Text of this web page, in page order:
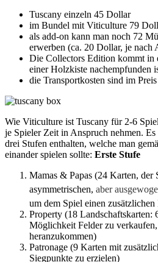
Tuscany einzeln 45 Dollar
im Bundel mit Viticulture 79
als add-on kann man noch 72
erwerben (ca. 20 Dollar, je nach
Die Collectors Edition kommt in
einer Holzkiste nachempfunden
die Transportkosten sind im
Wie Viticulture ist Tuscany für 2-6
je Spieler Zeit in Anspruch nehmen.
drei Stufen enthalten, welche man
einander spielen sollte: Erste Stufe
Mamas & Papas (24 Karten, der
asymmetrischen, aber
um dem Spiel einen
Property (18 Landschaftskarten:
Möglichkeit Felder zu
heranzukommen)
Patronage (9 Karten mit
Siegpunkte zu erzielen)